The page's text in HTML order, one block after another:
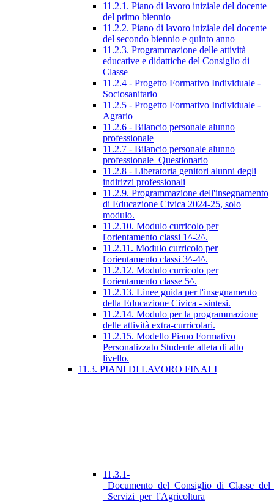
11.2.1. Piano di lavoro iniziale del docente
del primo biennio
11.2.2. Piano di lavoro iniziale del docente
del secondo biennio e quinto anno
11.2.3. Programmazione delle attività
educative e didattiche del Consiglio di
Classe
11.2.4 - Progetto Formativo Individuale -
Sociosanitario
11.2.5 - Progetto Formativo Individuale -
Agrario
11.2.6 - Bilancio personale alunno
professionale
11.2.7 - Bilancio personale alunno
professionale_Questionario
11.2.8 - Liberatoria genitori alunni degli
indirizzi professionali
11.2.9. Programmazione dell'insegnamento
di Educazione Civica 2024-25, solo
modulo.
11.2.10. Modulo curricolo per
l'orientamento classi 1^-2^.
11.2.11. Modulo curricolo per
l'orientamento classi 3^-4^.
11.2.12. Modulo curricolo per
l'orientamento classe 5^.
11.2.13. Linee guida per l'insegnamento
della Educazione Civica - sintesi.
11.2.14. Modulo per la programmazione
delle attività extra-curricolari.
11.2.15. Modello Piano Formativo
Personalizzato Studente atleta di alto
livello.
11.3. PIANI DI LAVORO FINALI
11.3.1-
_Servizi_per_l'Agricoltura